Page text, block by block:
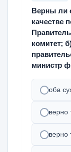
Верны ли
качестве
комитет;
министр
оба
верно
верно